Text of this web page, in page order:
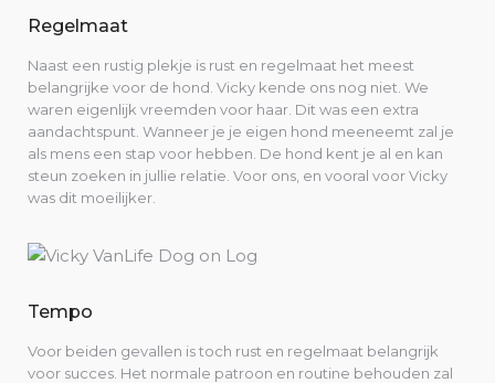
Regelmaat
Naast een rustig plekje is rust en regelmaat het meest
belangrijke voor de hond. Vicky kende ons nog niet. We
waren eigenlijk vreemden voor haar. Dit was een extra
aandachtspunt. Wanneer je je eigen hond meeneemt zal je
als mens een stap voor hebben. De hond kent je al en kan
steun zoeken in jullie relatie. Voor ons, en vooral voor Vicky
was dit moeilijker.
Tempo
Voor beiden gevallen is toch rust en regelmaat belangrijk
voor succes. Het normale patroon en routine behouden zal